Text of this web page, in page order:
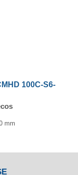
100C-S6-
mm